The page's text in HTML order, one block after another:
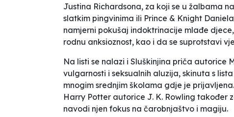
Justina Richardsona, za koji se u žalbama
slatkim pingvinima ili Prince & Knight
namjerni pokušaj indoktrinacije mlađe
rodnu anksioznost, kao i da se suprotstavi
Na listi se nalazi i Sluškinjina priča autorice
vulgarnosti i seksualnih aluzija, skinuta s
mnogim srednjim školama gdje je
Harry Potter autorice J. K. Rowling također
navodi njen fokus na čarobnjaštvo i magiju.